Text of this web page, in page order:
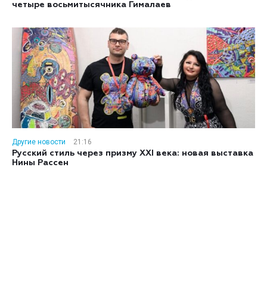
четыре восьмитысячника Гималаев
Другие новости
21:16
Русский стиль через призму XXI века: новая выставка
Нины Рассен